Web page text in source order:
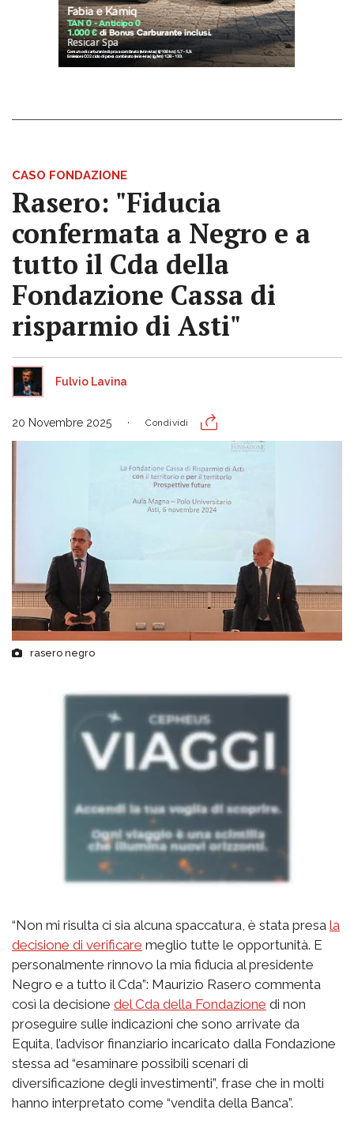
CASO FONDAZIONE
Rasero: "Fiducia
confermata a Negro e a
tutto il Cda della
Fondazione Cassa di
risparmio di Asti"
Fulvio Lavina
20 Novembre 2025 Condividi
rasero negro
“Non mi risulta ci sia alcuna spaccatura, è stata presa la
decisione di verificare meglio tutte le opportunità. E
personalmente rinnovo la mia fiducia al presidente
Negro e a tutto il Cda”: Maurizio Rasero commenta
così la decisione del Cda della Fondazione di non
proseguire sulle indicazioni che sono arrivate da
Equita, l’advisor finanziario incaricato dalla Fondazione
stessa ad “esaminare possibili scenari di
diversificazione degli investimenti”, frase che in molti
hanno interpretato come “vendita della Banca”.